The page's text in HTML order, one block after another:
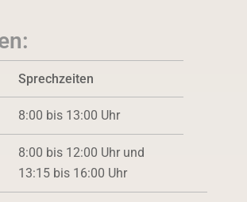
Sprechzeiten
8:00 bis 13:00 Uhr
8:00 bis 12:00 Uhr und
13:15 bis 16:00 Uhr